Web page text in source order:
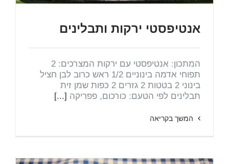
אנטיפסטי ירקות ותבלינים
המתכון: אנטיפסטי עם ירקות המצרכים: 2
תפוחי אדמה בינוניים 1/2 ראש כרוב לבן חציל
בינוני 2 בטטות 2 גזרים 2 כפות שמן זית
תבלינים לפי הטעם: כורכום, פפריקה [...]
המשך בקריאה